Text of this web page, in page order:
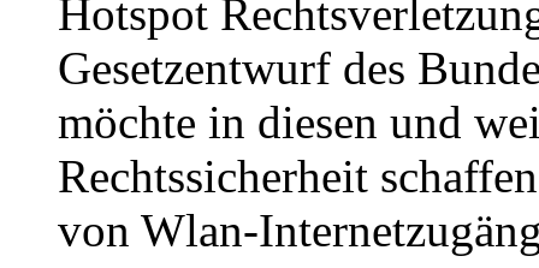
Hotspot
Gesetzentwurf des
möchte in diesen und
Rechtssicherheit
von Wlan-